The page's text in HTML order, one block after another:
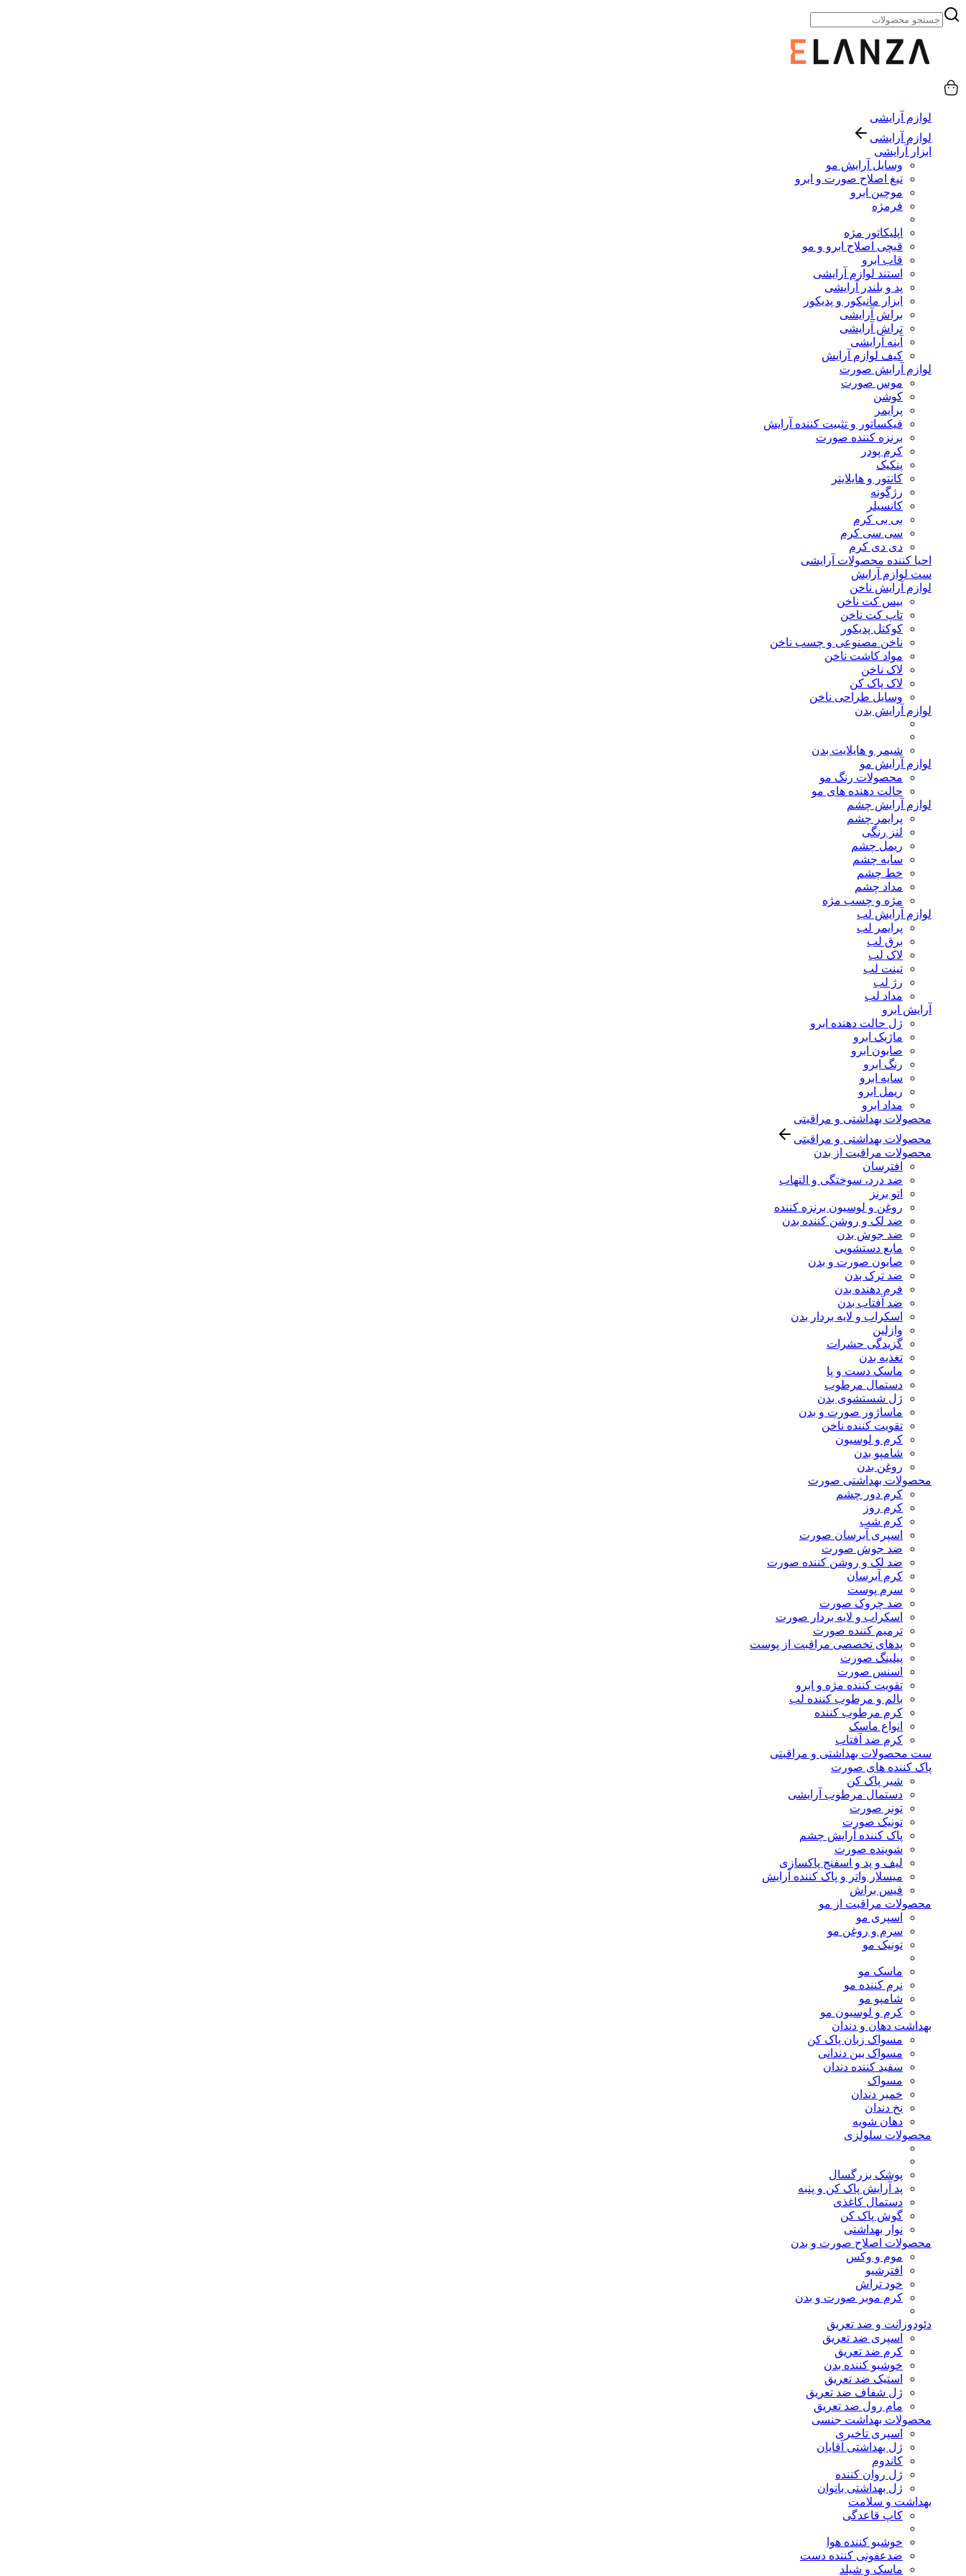
لوازم آرایشی
لوازم آرایشی
ابزار آرایشی
وسایل آرایش مو
تیغ اصلاح صورت و ابرو
موچین ابرو
فرمژه
اپلیکاتور مژه
قیچی اصلاح ابرو و مو
قاب ابرو
استند لوازم آرایشی
پد و بلندر آرایشی
ابزار مانیکور و پدیکور
براش آرایشی
تراش آرایشی
آینه آرایشی
کیف لوازم آرایش
لوازم آرایش صورت
موس صورت
کوشن
پرایمر
فیکساتور و تثبیت کننده آرایش
برنزه کننده صورت
کرم پودر
پنکیک
کانتور و هایلایتر
رژگونه
کانسیلر
بی بی کرم
سی سی کرم
دی دی کرم
احیا کننده محصولات آرایشی
ست لوازم آرایش
لوازم آرایش ناخن
بیس کت ناخن
تاپ کت ناخن
کوکتل پدیکور
ناخن مصنوعی و چسب ناخن
مواد کاشت ناخن
لاک ناخن
لاک پاک کن
وسایل طراحی ناخن
لوازم آرایش بدن
شیمر و هایلایت بدن
لوازم آرایش مو
محصولات رنگ مو
حالت دهنده های مو
لوازم آرایش چشم
پرایمر چشم
لنز رنگی
ریمل چشم
سایه چشم
خط چشم
مداد چشم
مژه و چسب مژه
لوازم آرایش لب
پرایمر لب
برق لب
لاک لب
تینت لب
رژ لب
مداد لب
آرایش ابرو
ژل حالت دهنده ابرو
ماژیک ابرو
صابون ابرو
رنگ ابرو
سایه ابرو
ریمل ابرو
مداد ابرو
محصولات بهداشتی و مراقبتی
محصولات بهداشتی و مراقبتی
محصولات مراقبت از بدن
افترسان
ضد درد، سوختگی و التهاب
اتو برنز
روغن و لوسیون برنزه کننده
ضد لک و روشن کننده بدن
ضد جوش بدن
مایع دستشویی
صابون صورت و بدن
ضد ترک بدن
فرم دهنده بدن
ضد آفتاب بدن
اسکراب و لایه بردار بدن
وازلین
گزیدگی حشرات
تغذیه بدن
ماسک دست و پا
دستمال مرطوب
ژل شستشوی بدن
ماساژور صورت و بدن
تقویت کننده ناخن
کرم و لوسیون
شامپو بدن
روغن بدن
محصولات بهداشتی صورت
کرم دور چشم
کرم روز
کرم شب
اسپری آبرسان صورت
ضد جوش صورت
ضد لک و روشن کننده صورت
کرم آبرسان
سرم پوست
ضد چروک صورت
اسکراب و لایه بردار صورت
ترمیم کننده صورت
پدهای تخصصی مراقبت از پوست
پیلینگ صورت
اسنس صورت
تقویت کننده مژه و ابرو
بالم و مرطوب کننده لب
کرم مرطوب کننده
انواع ماسک
کرم ضد آفتاب
ست محصولات بهداشتی و مراقبتی
پاک کننده های صورت
شیر پاک کن
دستمال مرطوب آرایشی
تونر صورت
تونیک صورت
پاک کننده آرایش چشم
شوینده صورت
لیف و پد و اسفنج پاکسازی
میسلار واتر و پاک کننده آرایش
فیس براش
محصولات مراقبت از مو
اسپری مو
سرم و روغن مو
تونیک مو
ماسک مو
نرم کننده مو
شامپو مو
کرم و لوسیون مو
بهداشت دهان و دندان
مسواک زبان پاک کن
مسواک بین دندانی
سفید کننده دندان
مسواک
خمیر دندان
نخ دندان
دهان شویه
محصولات سلولزی
پوشک بزرگسال
پد آرایش پاک کن و پنبه
دستمال کاغذی
گوش پاک کن
نوار بهداشتی
محصولات اصلاح صورت و بدن
موم و وکس
افترشیو
خود تراش
کرم موبر صورت و بدن
دئودورانت و ضد تعریق
اسپری ضد تعریق
کرم ضد تعریق
خوشبو کننده بدن
استیک ضد تعریق
ژل شفاف ضد تعریق
مام رول ضد تعریق
محصولات بهداشت جنسی
اسپری تاخیری
ژل بهداشتی آقایان
کاندوم
ژل روان کننده
ژل بهداشتی بانوان
بهداشت و سلامت
کاپ قاعدگی
خوشبو کننده هوا
ضدعفونی کننده دست
ماسک و شیلد